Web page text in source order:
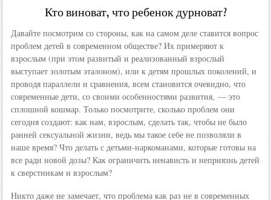
Кто виноват, что ребенок дурноват?
Давайте посмотрим со стороны, как на самом деле ставится вопрос
проблем детей в современном обществе? Их примеряют к
взрослым (при этом развитый и реализованный взрослый
выступает золотым эталоном), или к детям прошлых поколений, и
проводя параллели и сравнения, всем становится очевидно, что
современные дети, со своими особенностями развития, — это
сплошной кошмар. Только посмотрите, сколько проблем они
сегодня создают: как нам, взрослым, сделать так, чтобы не было
ранней сексуальной жизни, ведь мы такое себе не позволяли в
наше время? Что делать с детьми-наркоманами, которые готовы на
все ради новой дозы? Как ограничить ненависть и неприязнь детей
к сверстникам и взрослым?
Никто даже не замечает, что проблема как раз не в современных